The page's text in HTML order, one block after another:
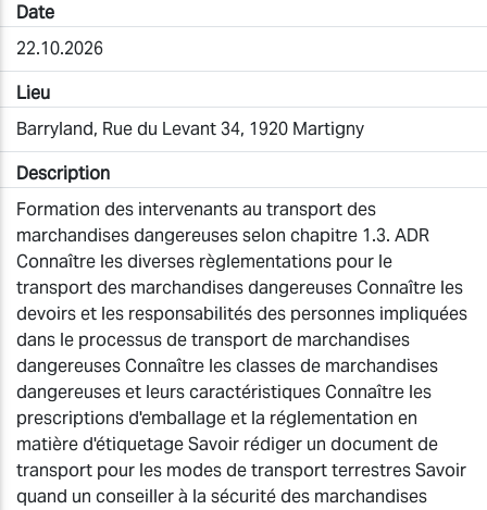
Date
22.10.2026
Lieu
Barryland, Rue du Levant 34, 1920 Martigny
Description
Formation des intervenants au transport des
marchandises dangereuses selon chapitre 1.3. ADR
Connaître les diverses règlementations pour le
transport des marchandises dangereuses Connaître les
devoirs et les responsabilités des personnes impliquées
dans le processus de transport de marchandises
dangereuses Connaître les classes de marchandises
dangereuses et leurs caractéristiques Connaître les
prescriptions d'emballage et la réglementation en
matière d'étiquetage Savoir rédiger un document de
transport pour les modes de transport terrestres Savoir
quand un conseiller à la sécurité des marchandises